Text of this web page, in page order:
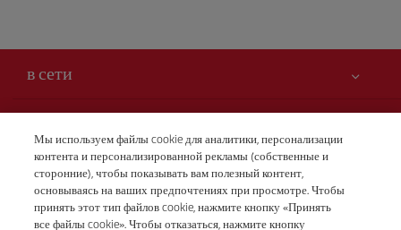
в сети
Безопасность — прежде всего
Заявление о доступности
Обязательства по обслуживанию
Iberia – это также
новости и новинки
Наши условия
Мы используем файлы cookie для аналитики, персонализации
контента и персонализированной рекламы (собственные и
сторонние), чтобы показывать вам полезный контент,
основываясь на ваших предпочтениях при просмотре. Чтобы
принять этот тип файлов cookie, нажмите кнопку «Принять
все файлы cookie». Чтобы отказаться, нажмите кнопку